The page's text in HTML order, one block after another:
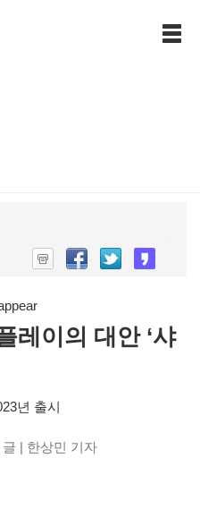
레이의 대안 ‘샤
년 출시
| 한상민 기자